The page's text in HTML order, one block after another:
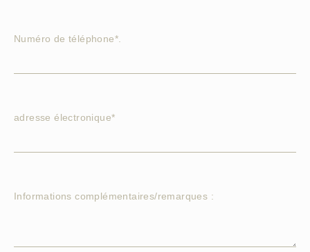
Numéro de téléphone*.
adresse électronique*
Informations complémentaires/remarques :